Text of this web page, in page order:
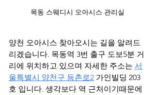
목동 스웨디시 오아시스 관리실
양천 오아시스 찾아오시는 길을 알려드
리겠습니다. 목동역 3번 출구 도보5분 거
리에 위치하고 있으며 자세한 주소는 서
울특별시 양천구 등촌로2 가인빌딩 203
호 입니다. 생각보다 역 근처이기때문에